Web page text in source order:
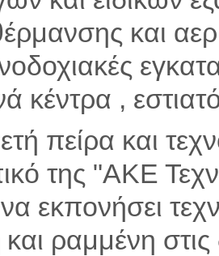
και
κέντρα ,
πείρα και
της "ΑΚΕ
εκπονήσει
ραμμένη στις